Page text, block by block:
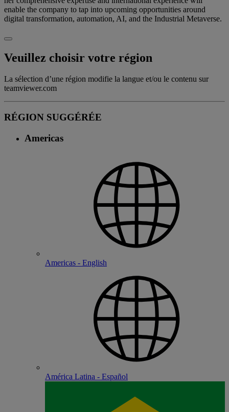
enable the company to tap into upcoming opportunities around
digital transformation, automation, AI, and the Industrial Metaverse.
Veuillez choisir votre région
La sélection d’une région modifie la langue et/ou le contenu sur
teamviewer.com
RÉGION SUGGÉRÉE
Americas
Americas - English
América Latina - Español